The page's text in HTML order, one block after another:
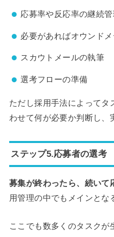
応募率や反応率の継続管
必要があればオウンド
スカウトメールの執筆
選考フローの準備
ただし採用手法によってタ
わせて何が必要か判断し、
ステップ5.応募者の選考
募集が終わったら、続いて
用管理の中でもメインとな
ここでも数多くのタスクが